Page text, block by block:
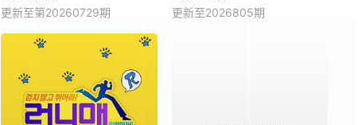
更新至第20260729期
更新至2026805期